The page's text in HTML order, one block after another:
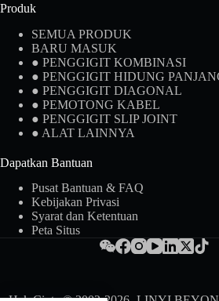
Produk
SEMUA PRODUK
BARU MASUK
● PENGGIGIT KOMBINASI
● PENGGIGIT HIDUNG
● PENGGIGIT DIAGONAL
● PEMOTONG KABEL
● PENGGIGIT SLIP JOINT
● ALAT LAINNYA
Dapatkan Bantuan
Pusat Bantuan & FAQ
Kebijakan Privasi
Syarat dan Ketentuan
Peta Situs